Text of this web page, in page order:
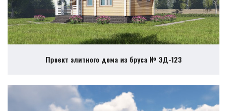
Проект элитного дома из бруса № ЭД-123